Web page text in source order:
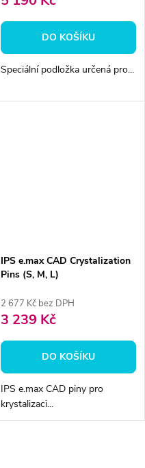
DO KOŠÍKU
Speciální podložka určená pro...
IPS e.max CAD Crystalization
Pins (S, M, L)
2 677 Kč bez DPH
3 239 Kč
DO KOŠÍKU
IPS e.max CAD piny pro
krystalizaci...